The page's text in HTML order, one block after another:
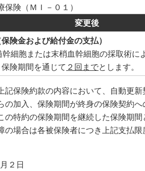
保険（ＭＩ－０１）
変更後
険金および給付金の支払）
細胞または末梢血幹細胞の採取術に
険期間を通じて ２回までとします。
記保険約款の内容において、自動更
の加入、保険期間が終身の保険契約
の特約の保険期間を継続した保険期間
場合は各被保険者につき上記支払限
２日